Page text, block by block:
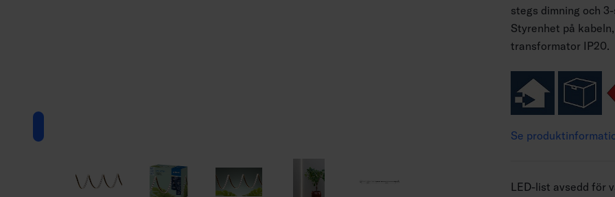
stegs dimning och
Styrenhet på
transformator IP20.
Se
LED-list avsedd för